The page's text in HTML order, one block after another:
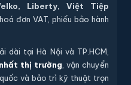
hệ trực tiếp với nhân
số điện thoại, chúng tôi
hợp với yêu cầu của
tôi sẽ tiến hành xử lý
Liberty, Việt Tiệp
đơn VAT, phiếu bảo hành
tại Hà Nội và TP.HCM,
thị trường , vận chuyển
và bảo trì kỹ thuật trọn